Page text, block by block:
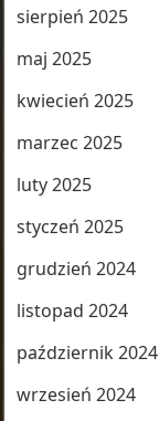
sierpień 2025
maj 2025
kwiecień 2025
marzec 2025
luty 2025
styczeń 2025
grudzień 2024
listopad 2024
październik 2024
wrzesień 2024